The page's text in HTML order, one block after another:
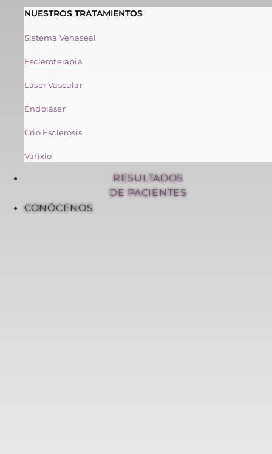
NUESTROS TRATAMIENTOS
Sistema Venaseal
Escleroterapia
Láser Vascular
Endoláser
Crio Esclerosis
Varixio
RESULTADOS
DE PACIENTES
CONÓCENOS